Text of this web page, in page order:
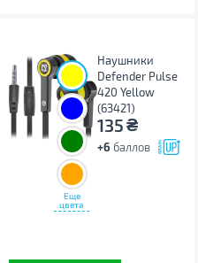
Еще
цвета
Наушники
Defender Pulse
420 Yellow
(63421)
135₴
+6 баллов